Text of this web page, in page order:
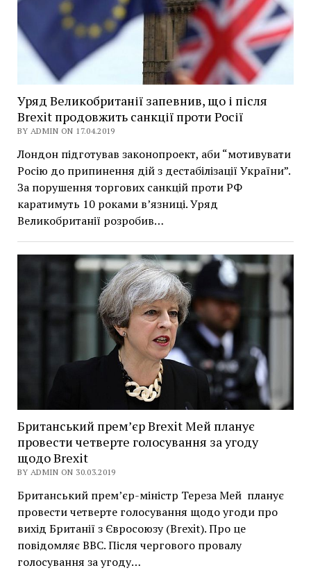
Уряд Великобританії запевнив, що і після
Brexit продовжить санкції проти Росії
BY ADMIN ON 17.04.2019
Лондон підготував законопроект, аби “мотивувати
Росію до припинення дій з дестабілізації України”.
За порушення торгових санкцій проти РФ
каратимуть 10 роками в’язниці. Уряд
Великобританії розробив…
Британський прем’єр Brexit Мей планує
провести четверте голосування за угоду
щодо Brexit
BY ADMIN ON 30.03.2019
Британський прем’єр-міністр Тереза Мей планує
провести четверте голосування щодо угоди про
вихід Британії з Євросоюзу (Brexit). Про це
повідомляє BBC. Після чергового провалу
голосування за угоду…